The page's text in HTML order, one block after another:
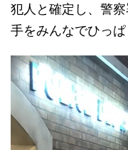
犯人と確定し、警
手をみんなでひっぱ